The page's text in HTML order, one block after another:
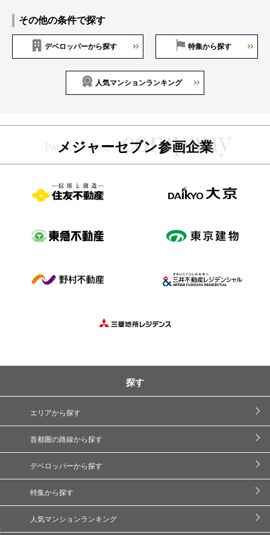
その他の条件で探す
デベロッパーから探す 特集から探す
人気マンションランキング
メジャーセブン参画企業
探す
エリアから探す
首都圏の路線から探す
デベロッパーから探す
特集から探す
人気マンションランキング